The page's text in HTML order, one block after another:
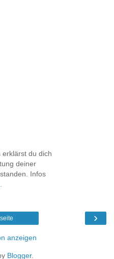
du dich
deiner
Infos
›
anzeigen
Blogger.